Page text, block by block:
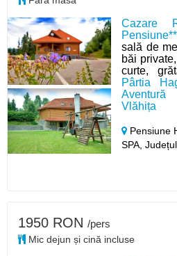
Cazare
sală de
băi
curte,
Pârtia
Vlăhița
Pensiune
SPA,
1950 RON /pers
Mic dejun și cină incluse